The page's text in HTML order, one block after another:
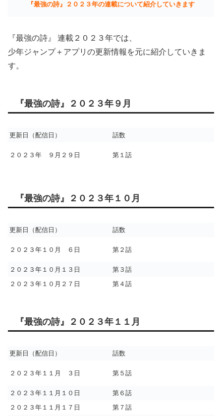
『最強の詩』２０２３年の連載について紹介していきます
『最強の詩』 連載２０２３年では、
少年ジャンプ＋アプリの更新情報を元に紹介していきま
す。
『最強の詩』２０２３年９月
更新日（配信日） 話数
２０２３年 ９月２９日 第１話
『最強の詩』２０２３年１０月
更新日（配信日） 話数
２０２３年１０月 ６日 第２話
２０２３年１０月１３日
第３話
２０２３年１０月２７日
第４話
『最強の詩』２０２３年１１月
更新日（配信日） 話数
２０２３年１１月 ３日 第５話
２０２３年１１月１０日
第６話
２０２３年１１月１７日
第７話